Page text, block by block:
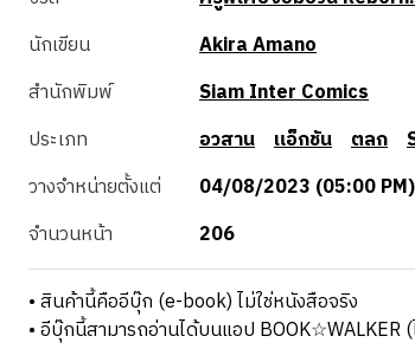
นักเขียน
Akira Amano
สำนักพิมพ์
Siam Inter Comics
ประเภท
อวสาน แอ็กชัน ตลก
วางจำหน่ายตั้งแต่
04/08/2023 (05:00
จำนวนหน้า
206
• สินค้านี้คืออีบุ๊ก (e-book) ไม่ใช่หนังสือจริง
• อีบุ๊กนี้สามารถอ่านได้บนแอป BOOK☆WALKER